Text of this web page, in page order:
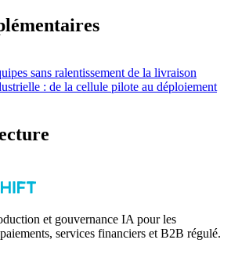
sans ralentissement de la livraison
: de la cellule pilote au déploiement
et gouvernance IA pour les
services financiers et B2B régulé.